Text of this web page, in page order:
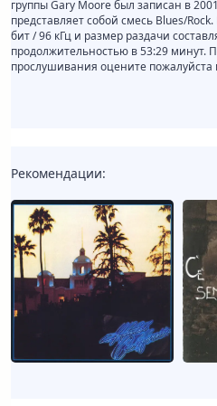
группы Gary Moore был записан в
представляет собой смесь Blues/
бит / 96 кГц и размер раздачи
продолжительностью в 53:29 минут.
прослушивания оцените пожалуйста
Рекомендации: